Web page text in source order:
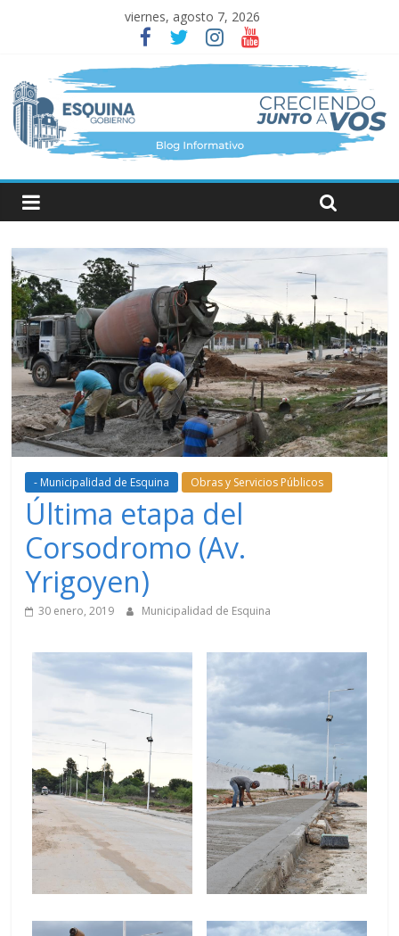
viernes, agosto 7, 2026
- Municipalidad de Esquina Obras y Servicios Públicos
Última etapa del
Corsodromo (Av.
Yrigoyen)
30 enero, 2019 Municipalidad de Esquina